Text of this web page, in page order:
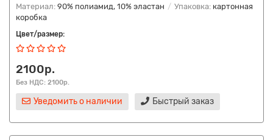
Материал: 90% полиамид, 10% эластан Упаковка: картонная
коробка
Цвет/размер:
2100р.
Без НДС: 2100р.
Уведомить о наличии Быстрый заказ